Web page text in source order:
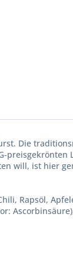
Die
will, ist hier
Rapsöl,